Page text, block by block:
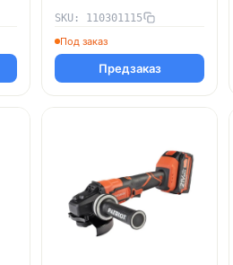
пылезащ. PATRIOT
110301115
SKU: 110301115
Под заказ
Предзаказ